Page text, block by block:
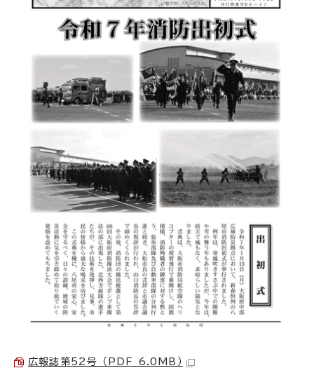
広報誌第52号 （PDF 6.0MB）